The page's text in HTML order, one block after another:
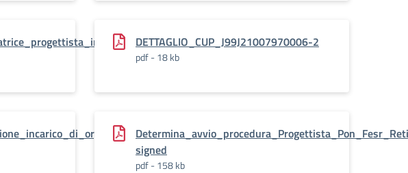
DETTAGLIO_CUP_J99J21007970006-2
pdf - 18 kb
signed
pdf - 158 kb